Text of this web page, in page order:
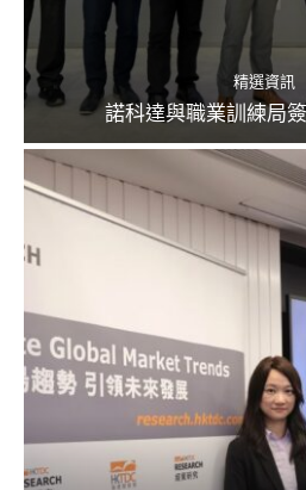
精選資訊
諾科達與職業訓練局